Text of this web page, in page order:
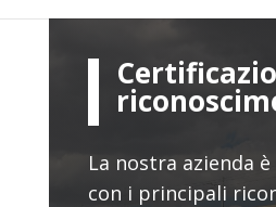
La nostra azienda
con i principali